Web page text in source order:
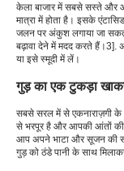
केला बाजार में सबसे सस्ते और
मात्रा में होता है। इसके
जलन पर अंकुश लगाया जा
बढ़ावा देने में मदद करते हैं।3].
या इसे स्मूदी में लें।
गुड़ का एक टुकड़ा
सबसे सरल में से एकनाराज़गी
से भरपूर है और आपकी आंतों
आप अपने भाटा और सूजन की
गुड़ को ठंडे पानी के साथ